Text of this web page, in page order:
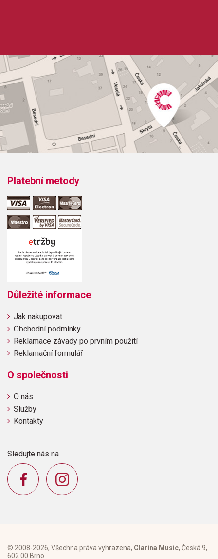
Platební metody
Důležité informace
Jak nakupovat
Obchodní podmínky
Reklamace závady po prvním použití
Reklamační formulář
O společnosti
O nás
Služby
Kontakty
Sledujte nás na
© 2008-2026, Všechna práva vyhrazena, Clarina Music, Česká 9,
602 00 Brno